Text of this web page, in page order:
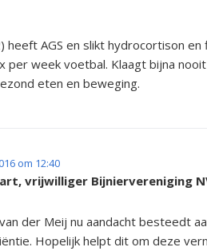
heeft AGS en slikt hydrocortison
per week voetbal. Klaagt bijna
eten en beweging.
om 12:40
vrijwilliger Bijniervereniging
der Meij nu aandacht besteedt
Hopelijk helpt dit om deze